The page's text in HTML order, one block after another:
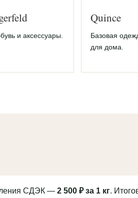
и аксессуары.
Quince
Базовая
для дома.
СДЭК — 2 500 ₽ за 1 кг.